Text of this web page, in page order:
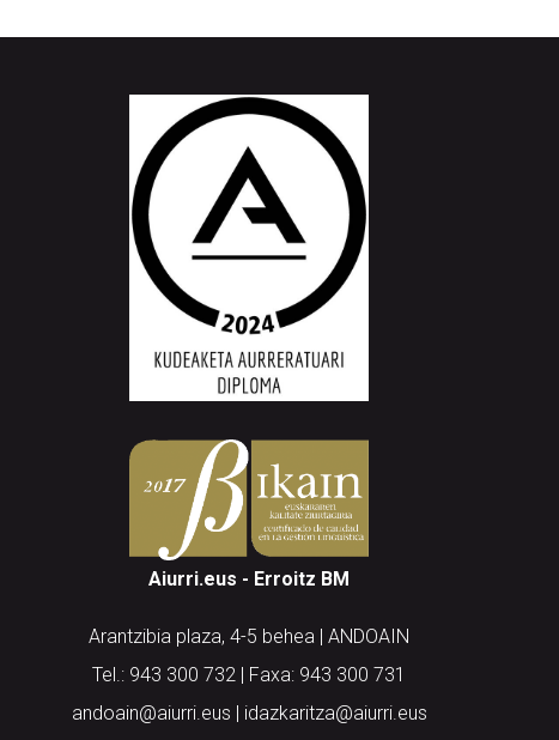
Aiurri.eus - Erroitz BM
Arantzibia plaza, 4-5 behea | ANDOAIN
Tel.: 943 300 732 | Faxa: 943 300 731
andoain@aiurri.eus | idazkaritza@aiurri.eus